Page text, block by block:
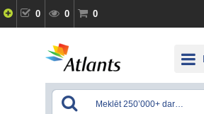
0 0 0